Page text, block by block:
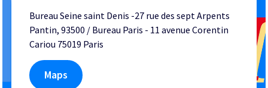
Bureau Seine saint Denis -27 rue des sept Arpents
Pantin, 93500 / Bureau Paris - 11 avenue Corentin
Cariou 75019 Paris
Maps